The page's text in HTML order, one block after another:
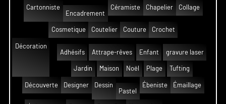
Cartonniste
Encadrement
Céramiste Chapelier Collage
Cosmetique Coutelier Couture Crochet
Décoration
Adhésifs
Attrape-rêves Enfant gravure laser
Jardin Maison Noël Plage Tufting
Découverte Designer
Dessin
Pastel
Ébeniste Émaillage